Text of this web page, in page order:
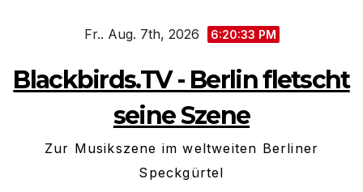
Fr.. Aug. 7th, 2026 6:20:34 PM
Blackbirds.TV - Berlin fletscht
seine Szene
Zur Musikszene im weltweiten Berliner
Speckgürtel